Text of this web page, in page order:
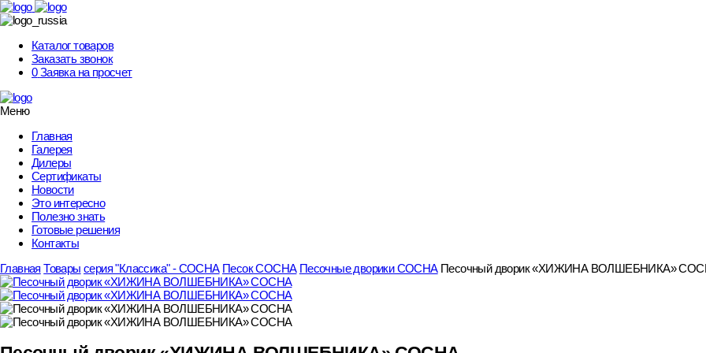
Skip
to
Каталог товаров
Заказать звонок
0 Заявка на просчет
Меню
Главная
Галерея
Дилеры
Сертификаты
Новости
Это интересно
Полезно знать
Готовые решения
Контакты
Главная Товары серия "Классика" - СОСНА Песок СОСНА Песочные дворики СОСНА Песочный дворик «ХИЖИНА ВОЛШЕБНИКА»